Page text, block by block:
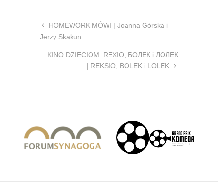
HOMEWORK MÓWI | Joanna Górska i
Jerzy Skakun
KINO DZIECIOM: REXIO, БОЛЕК i ЛОЛЕК
| REKSIO, BOLEK i LOLEK